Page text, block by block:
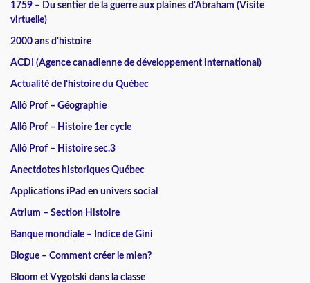
1759 – Du sentier de la guerre aux plaines d'Abraham (Visite
virtuelle)
2000 ans d'histoire
ACDI (Agence canadienne de développement international)
Actualité de l'histoire du Québec
Allô Prof – Géographie
Allô Prof – Histoire 1er cycle
Allô Prof – Histoire sec.3
Anectdotes historiques Québec
Applications iPad en univers social
Atrium – Section Histoire
Banque mondiale – Indice de Gini
Blogue – Comment créer le mien?
Bloom et Vygotski dans la classe